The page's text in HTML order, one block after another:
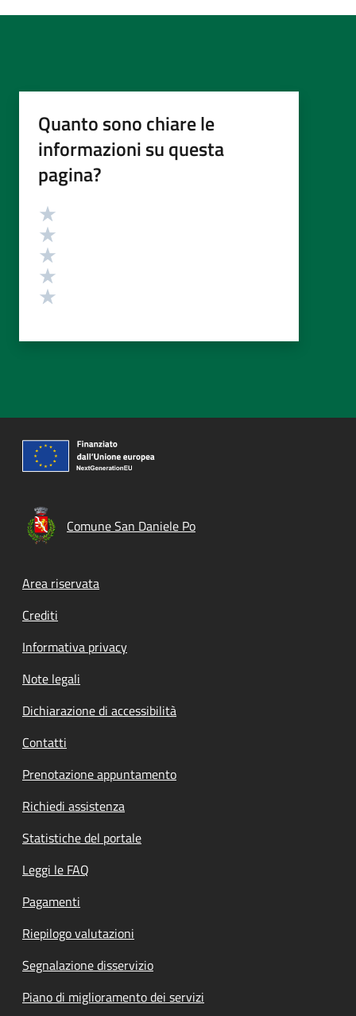
Quanto sono chiare le
informazioni su questa
pagina?
Valutazione
Comune San Daniele Po
Footer menu
Area riservata
Crediti
Informativa privacy
Note legali
Dichiarazione di accessibilità
Contatti
Prenotazione appuntamento
Richiedi assistenza
Statistiche del portale
Leggi le FAQ
Pagamenti
Riepilogo valutazioni
Segnalazione disservizio
Piano di miglioramento dei servizi